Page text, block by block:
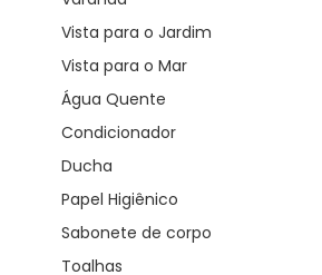
Vista para o Jardim
Vista para o Mar
Água Quente
Condicionador
Ducha
Papel Higiênico
Sabonete de corpo
Toalhas